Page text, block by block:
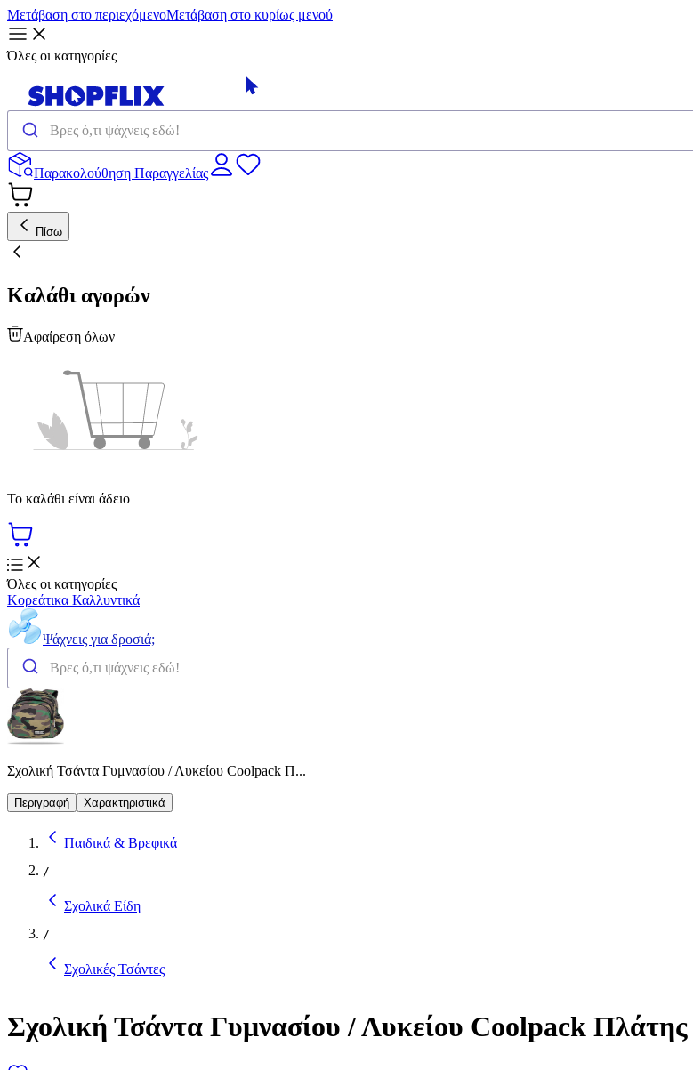
Μετάβαση στο περιεχόμενοΜετάβαση στο κυρίως μενού
Όλες οι κατηγορίες
Παρακολούθηση Παραγγελίας
Πίσω
Καλάθι αγορών
Αφαίρεση όλων
Το καλάθι είναι άδειο
Όλες οι κατηγορίες
Κορεάτικα Καλλυντικά
Ψάχνεις για δροσιά;
Σχολική Τσάντα Γυμνασίου / Λυκείου Coolpack Π...
Περιγραφή Χαρακτηριστικά
Παιδικά & Βρεφικά
/
Σχολικά Είδη
/
Σχολικές Τσάντες
Σχολική Τσάντα Γυμνασίου / Λυκείου Coolpack